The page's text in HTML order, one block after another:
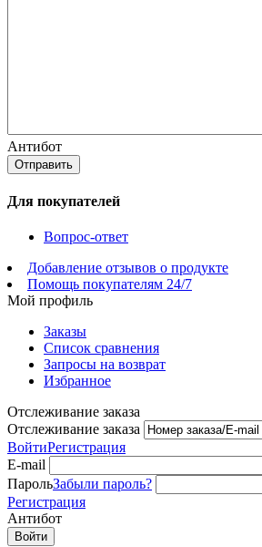
Антибот
Отправить
Для покупателей
Вопрос-ответ
Добавление отзывов о продукте
Помощь покупателям 24/7
Мой профиль
Заказы
Список сравнения
Запросы на возврат
Избранное
Отслеживание заказа
Отслеживание заказа
ВойтиРегистрация
E-mail
ПарольЗабыли пароль?
Регистрация
Антибот
Войти